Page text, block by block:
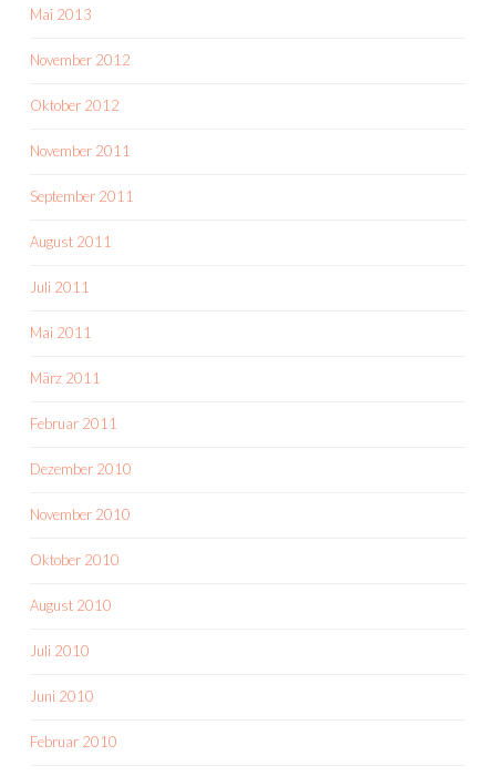
Mai 2013
November 2012
Oktober 2012
November 2011
September 2011
August 2011
Juli 2011
Mai 2011
März 2011
Februar 2011
Dezember 2010
November 2010
Oktober 2010
August 2010
Juli 2010
Juni 2010
Februar 2010